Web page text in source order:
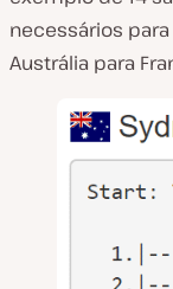
necessários
Austrália para